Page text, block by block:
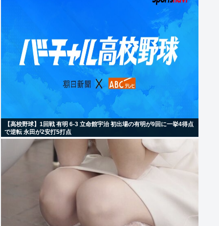
【高校野球】1回戦 有明 6-3 立命館宇治 初出場の有明が9回に一挙4得点
で逆転 永田が2安打5打点